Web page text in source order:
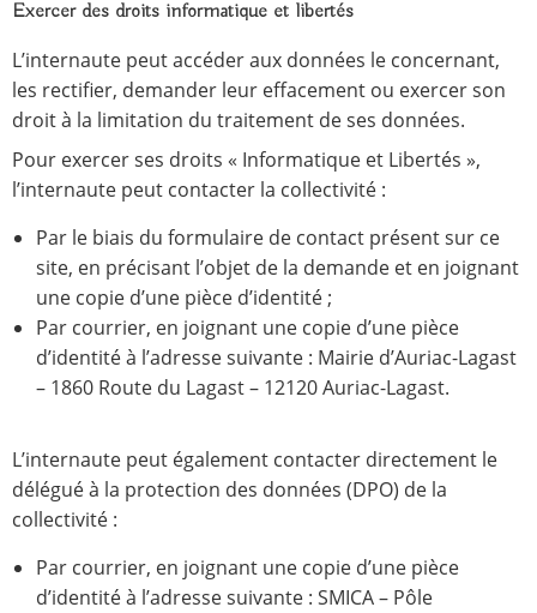
Exercer des droits informatique et libertés
L’internaute peut accéder aux données le concernant,
les rectifier, demander leur effacement ou exercer son
droit à la limitation du traitement de ses données.
Pour exercer ses droits « Informatique et Libertés »,
l’internaute peut contacter la collectivité :
Par le biais du formulaire de contact présent sur ce
site, en précisant l’objet de la demande et en joignant
une copie d’une pièce d’identité ;
Par courrier, en joignant une copie d’une pièce
d’identité à l’adresse suivante : Mairie d’Auriac-Lagast
– 1860 Route du Lagast – 12120 Auriac-Lagast.
L’internaute peut également contacter directement le
délégué à la protection des données (DPO) de la
collectivité :
Par courrier, en joignant une copie d’une pièce
d’identité à l’adresse suivante : SMICA – Pôle